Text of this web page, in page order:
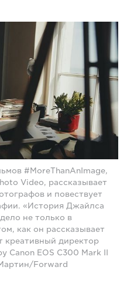
#MoreThanAnImage,
Video, рассказывает
и повествует
«История Джайлса
не только в
как он рассказывает
креативный директор
Canon EOS C300 Mark II
Forward